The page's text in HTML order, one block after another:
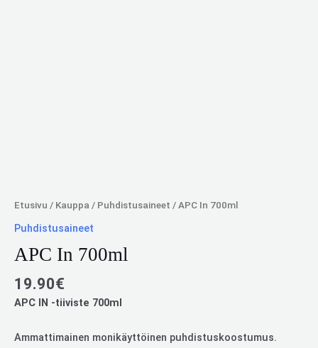
Etusivu / Kauppa / Puhdistusaineet / APC In 700ml
Puhdistusaineet
APC In 700ml
19.90€
APC IN -tiiviste 700ml
Ammattimainen monikäyttöinen puhdistuskoostumus.